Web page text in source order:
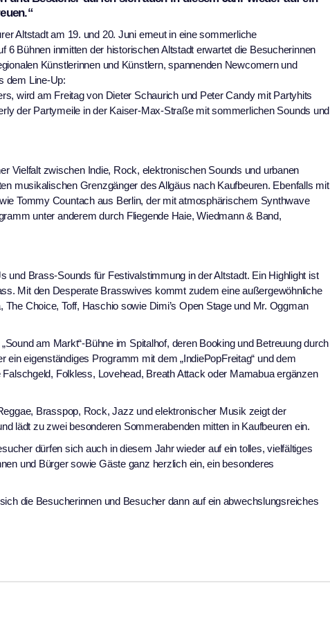
Altstadt am 19. und 20. Juni erneut in eine sommerliche
6 Bühnen inmitten der historischen Altstadt erwartet die Besucherinnen
Künstlerinnen und Künstlern, spannenden Newcomern und
dem Line-Up:
wird am Freitag von Dieter Schaurich und Peter Candy mit Partyhits
der Partymeile in der Kaiser-Max-Straße mit sommerlichen Sounds und
Vielfalt zwischen Indie, Rock, elektronischen Sounds und urbanen
musikalischen Grenzgänger des Allgäus nach Kaufbeuren. Ebenfalls mit
Tommy Countach aus Berlin, der mit atmosphärischem Synthwave
unter anderem durch Fliegende Haie, Wiedmann & Band,
Brass-Sounds für Festivalstimmung in der Altstadt. Ein Highlight ist
Mit den Desperate Brasswives kommt zudem eine außergewöhnliche
Choice, Toff, Haschio sowie Dimi’s Open Stage und Mr. Oggman
am Markt“-Bühne im Spitalhof, deren Booking und Betreuung durch
eigenständiges Programm mit dem „IndiePopFreitag“ und dem
Folkless, Lovehead, Breath Attack oder Mamabua ergänzen
Brasspop, Rock, Jazz und elektronischer Musik zeigt der
lädt zu zwei besonderen Sommerabenden mitten in Kaufbeuren ein.
dürfen sich auch in diesem Jahr wieder auf ein tolles, vielfältiges
und Bürger sowie Gäste ganz herzlich ein, ein besonderes
die Besucherinnen und Besucher dann auf ein abwechslungsreiches